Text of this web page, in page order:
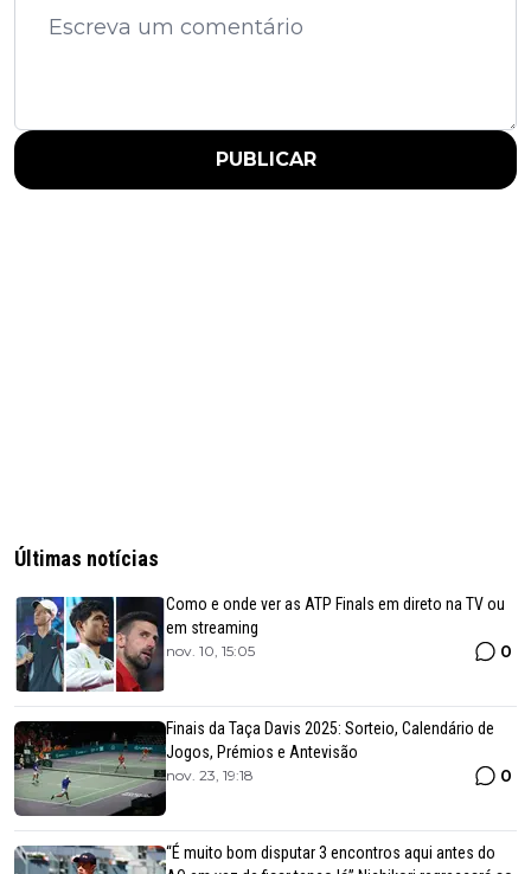
PUBLICAR
Últimas notícias
Como e onde ver as ATP Finals em direto na TV ou
em streaming
nov. 10, 15:05 0
Finais da Taça Davis 2025: Sorteio, Calendário de
Jogos, Prémios e Antevisão
nov. 23, 19:18 0
“É muito bom disputar 3 encontros aqui antes do